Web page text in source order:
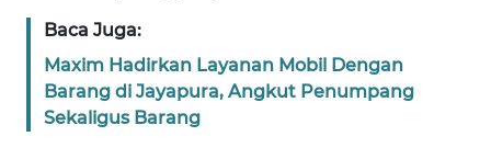
Baca Juga:
Maxim Hadirkan Layanan Mobil Dengan
Barang di Jayapura, Angkut Penumpang
Sekaligus Barang
WN
JABAR
WN